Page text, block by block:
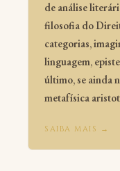
de análise
filosofia do
categorias,
linguagem,
último, se ainda
metafísica
SAIBA MAIS →